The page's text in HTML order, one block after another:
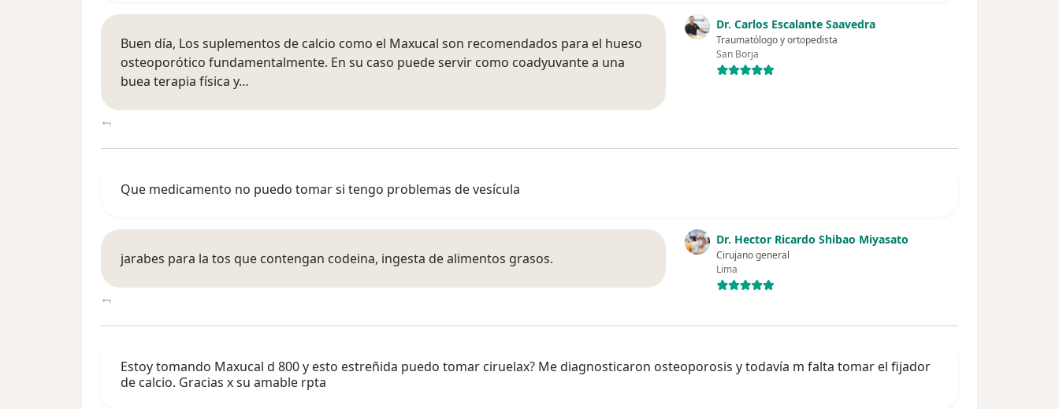
Dr. Carlos Escalante Saavedra
Traumatólogo y ortopedista
San Borja
Buen día, Los suplementos de calcio como el Maxucal son recomendados para el hueso
osteoporótico fundamentalmente. En su caso puede servir como coadyuvante a una
buea terapia física y…
Que medicamento no puedo tomar si tengo problemas de vesícula
Dr. Hector Ricardo Shibao Miyasato
Cirujano general
Lima
jarabes para la tos que contengan codeina, ingesta de alimentos grasos.
Estoy tomando Maxucal d 800 y esto estreñida puedo tomar ciruelax? Me diagnosticaron osteoporosis y todavía m falta tomar el fijador
de calcio. Gracias x su amable rpta